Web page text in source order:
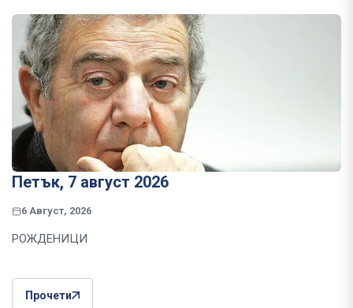
Петък, 7 август 2026
6 Август, 2026
РОЖДЕНИЦИ
Прочети